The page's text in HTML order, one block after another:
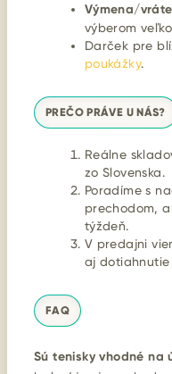
Výmena/
výberom
Darček pre
poukážky.
PREČO PRÁVE U NÁS?
Reálne
zo Slovenska.
Poradíme s
prechodom,
týždeň.
V predajni
aj
FAQ
Sú tenisky vhodné na